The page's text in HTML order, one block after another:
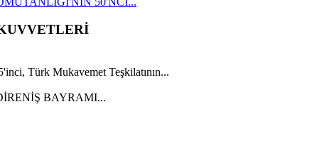
Türk Mukavemet Teşkilatının...